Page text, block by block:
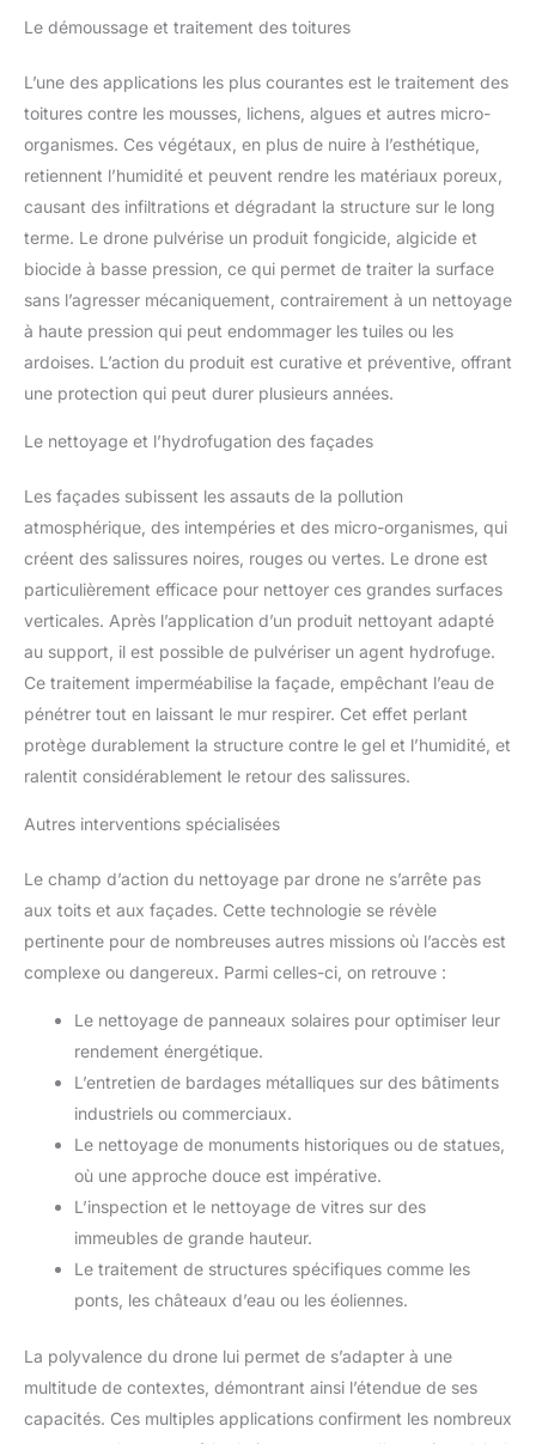
Le démoussage et traitement des toitures
L’une des applications les plus courantes est le traitement des
toitures contre les mousses, lichens, algues et autres micro-
organismes. Ces végétaux, en plus de nuire à l’esthétique,
retiennent l’humidité et peuvent rendre les matériaux poreux,
causant des infiltrations et dégradant la structure sur le long
terme. Le drone pulvérise un produit fongicide, algicide et
biocide à basse pression, ce qui permet de traiter la surface
sans l’agresser mécaniquement, contrairement à un nettoyage
à haute pression qui peut endommager les tuiles ou les
ardoises. L’action du produit est curative et préventive, offrant
une protection qui peut durer plusieurs années.
Le nettoyage et l’hydrofugation des façades
Les façades subissent les assauts de la pollution
atmosphérique, des intempéries et des micro-organismes, qui
créent des salissures noires, rouges ou vertes. Le drone est
particulièrement efficace pour nettoyer ces grandes surfaces
verticales. Après l’application d’un produit nettoyant adapté
au support, il est possible de pulvériser un agent hydrofuge.
Ce traitement imperméabilise la façade, empêchant l’eau de
pénétrer tout en laissant le mur respirer. Cet effet perlant
protège durablement la structure contre le gel et l’humidité, et
ralentit considérablement le retour des salissures.
Autres interventions spécialisées
Le champ d’action du nettoyage par drone ne s’arrête pas
aux toits et aux façades. Cette technologie se révèle
pertinente pour de nombreuses autres missions où l’accès est
complexe ou dangereux. Parmi celles-ci, on retrouve :
Le nettoyage de panneaux solaires pour optimiser leur
rendement énergétique.
L’entretien de bardages métalliques sur des bâtiments
industriels ou commerciaux.
Le nettoyage de monuments historiques ou de statues,
où une approche douce est impérative.
L’inspection et le nettoyage de vitres sur des
immeubles de grande hauteur.
Le traitement de structures spécifiques comme les
ponts, les châteaux d’eau ou les éoliennes.
La polyvalence du drone lui permet de s’adapter à une
multitude de contextes, démontrant ainsi l’étendue de ses
capacités. Ces multiples applications confirment les nombreux